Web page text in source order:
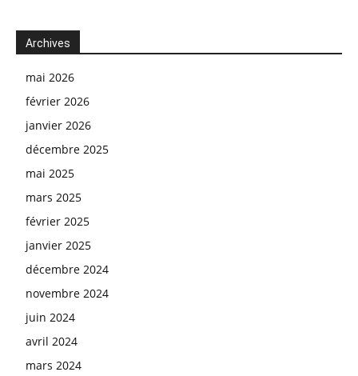
Archives
mai 2026
février 2026
janvier 2026
décembre 2025
mai 2025
mars 2025
février 2025
janvier 2025
décembre 2024
novembre 2024
juin 2024
avril 2024
mars 2024